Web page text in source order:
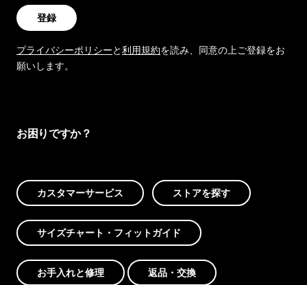
登録
プライバシーポリシーと利用規約を読み、同意の上ご登録をお
願いします。
お困りですか？
カスタマーサービス ストアを探す
サイズチャート・フィットガイド
お手入れと修理 返品・交換